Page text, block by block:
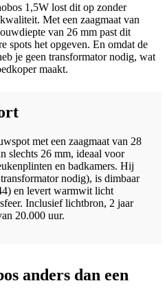
1,5W lost dit op zonder
Met een zaagmaat van
van 26 mm past dit
spots het opgeven. En omdat de
je geen transformator nodig, wat
maakt.
met een zaagmaat van 28
slechts 26 mm, ideaal voor
en badkamers. Hij
nodig), is dimbaar
en levert warmwit licht
Inclusief lichtbron, 2 jaar
20.000 uur.
anders dan een